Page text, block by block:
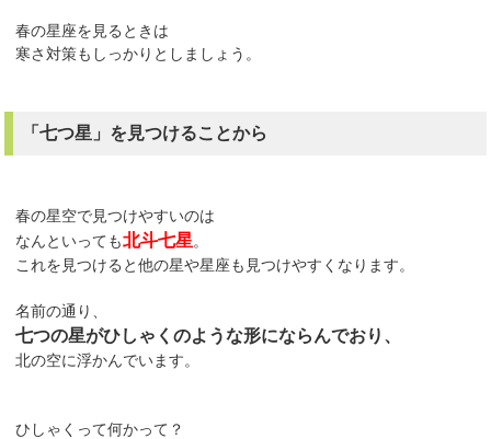
春の星座を見るときは
寒さ対策もしっかりとしましょう。
「七つ星」を見つけることから
春の星空で見つけやすいのは
なんといっても北斗七星。
これを見つけると他の星や星座も見つけやすくなります。
名前の通り、
七つの星がひしゃくのような形にならんでおり、
北の空に浮かんでいます。
ひしゃくって何かって？